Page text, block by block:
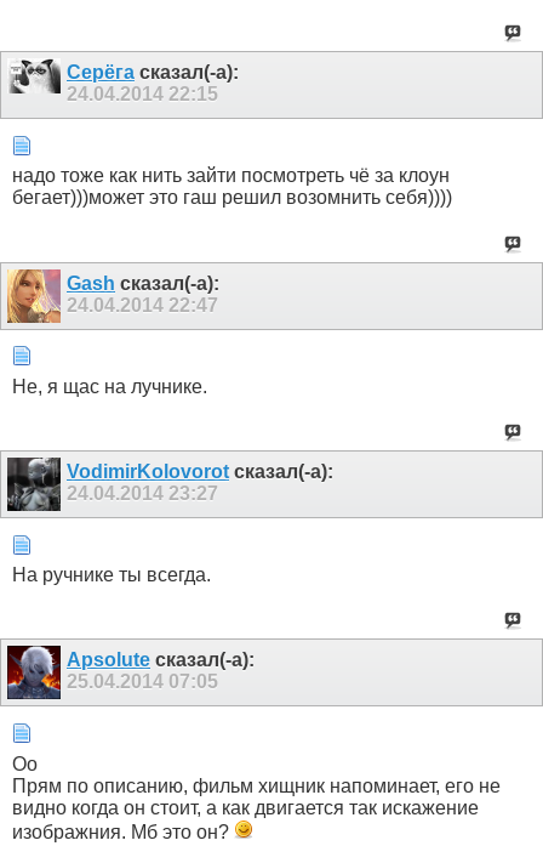
Серёга сказал(-а):
24.04.2014 22:15
надо тоже как нить зайти посмотреть чё за клоун
бегает)))может это гаш решил возомнить себя))))
Gash сказал(-а):
24.04.2014 22:47
Не, я щас на лучнике.
VodimirKolovorot сказал(-а):
24.04.2014 23:27
На ручнике ты всегда.
Apsolute сказал(-а):
25.04.2014 07:05
Оо
Прям по описанию, фильм хищник напоминает, его не
видно когда он стоит, а как двигается так искажение
изображния. Мб это он?